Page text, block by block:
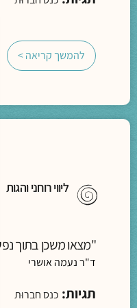
להמשך קריאה >
ליווי רוחני והגות
"מצאו משכן בתוך
ד"ר נעמה אושרי
תגיות: כנס חברוּת